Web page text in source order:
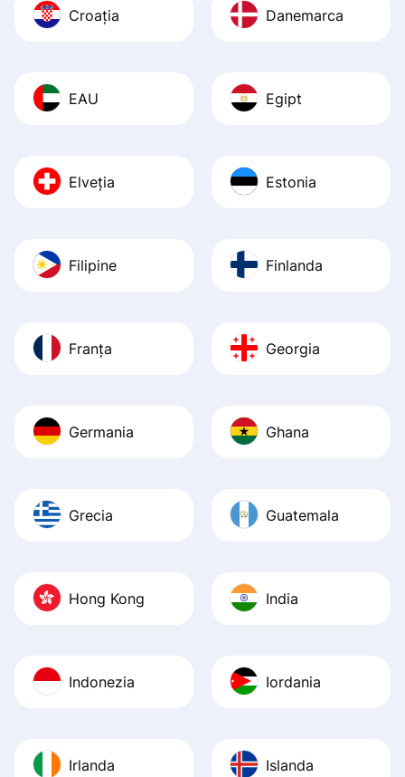
Croația Danemarca
EAU Egipt
Elveția Estonia
Filipine Finlanda
Franța Georgia
Germania Ghana
Grecia Guatemala
Hong Kong India
Indonezia Iordania
Irlanda Islanda